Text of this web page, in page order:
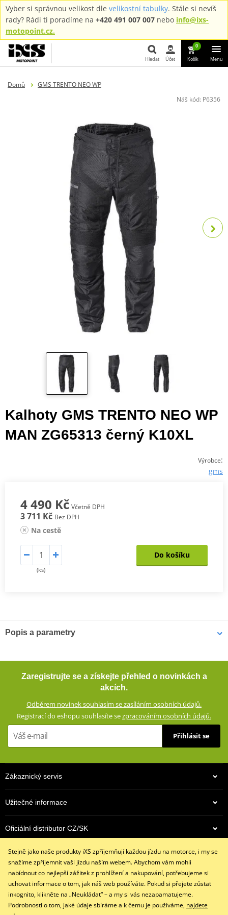
Vyber si správnou velikost dle velikostní tabulky. Stále si nevíš
rady? Rádi ti poradíme na +420 491 007 007 nebo info@ixs-
motopoint.cz.
Hledat Účet
0
Košík Menu
Domů
GMS TRENTO NEO WP
Náš kód: P6356
Kalhoty GMS TRENTO NEO WP
MAN ZG65313 černý K10XL
Výrobce:
gms
4 490 Kč Včetně DPH
3 711 Kč Bez DPH
Na cestě
(ks)
Do košíku
Popis a parametry
Materiál GERMADURA® 600D odolný proti oděru (100%
polyester)
Klimatická membrána GERMATEX® Z-Liner (voděodolná,
větruodolná, prodyšná)
Chrániče kyčlí a výškově nastavitelné chrániče kolen (oboje CE
certifikované, vyjímatelné)
Oblasti náchylné při pádu zesílené Ripstop materiálem
Reflexní prvky
Protiskluzový panel
Vyjímatelná termovložka (100% polyester)
Ventilační systém AirVent
Nastavení šířky v bocích pomocí zipu a suchého zipu
Strečový panel v zadní části kolen
Boční kapsy a kapsy na nohavicích s voděodolnými zipy
Krátký (20 cm) a dlouhý (70 cm) spojovací zip YKK® 8VS
Dostupné v pánské i dámské verzi (dámská verze: ZG65314)
Konstrukce testována podle normy EN17092-3:2020 (AA)
Zaregistrujte se a získejte přehled o novinkách a
akcích.
Odběrem novinek souhlasím se zasíláním osobních údajů.
Registrací do eshopu souhlasíte sezpracováním osobních údajů.
Přihlásit se
Zákaznický servis
Užitečné informace
Oficiální distributor CZ/SK
Kontaktujte nás
info@ixs-motopoint.cz
Po - Pá (8:00 - 16:30)
Stejně jako naše produkty iXS zpříjemňují každou jízdu na motorce, i my se
snažíme zpříjemnit vaši jízdu naším webem. Abychom vám mohli
nabídnout co nejlepší zážitek z prohlížení a nakupování, potřebujeme si
uchovat informace o tom, jak náš web používáte. Pokud si přejete zůstat
inkognito, klikněte na „Neukládat“ – a my si vás nezapamatujeme.
Podrobnosti o tom, jaké údaje sbíráme a k čemu je používáme, najdete